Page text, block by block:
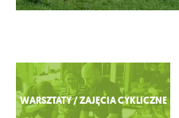
Zobacz więcej
WARSZTATY / ZAJĘCIA CYKLICZNE